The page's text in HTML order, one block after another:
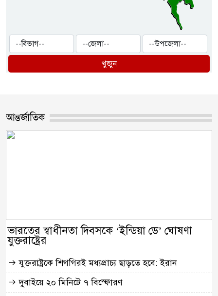
খুজুন
আন্তর্জাতিক
ভারতের স্বাধীনতা দিবসকে ‘ইন্ডিয়া ডে’ ঘোষণা
যুক্তরাষ্ট্রের
যুক্তরাষ্ট্রকে শিগগিরই মধ্যপ্রাচ্য ছাড়তে হবে: ইরান
দুবাইয়ে ২০ মিনিটে ৭ বিস্ফোরণ